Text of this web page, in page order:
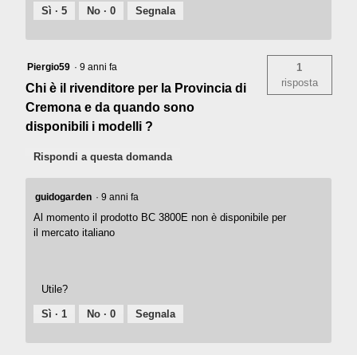
Sì ·5 No ·0 Segnala
Piergio59 · 9 anni fa
Chi è il rivenditore per la Provincia di
Cremona e da quando sono
disponibili i modelli ?
1
risposta
Rispondi a questa domanda
guidogarden · 9 anni fa
Al momento il prodotto BC 3800E non è disponibile per
il mercato italiano
Utile?
Sì ·1 No ·0 Segnala